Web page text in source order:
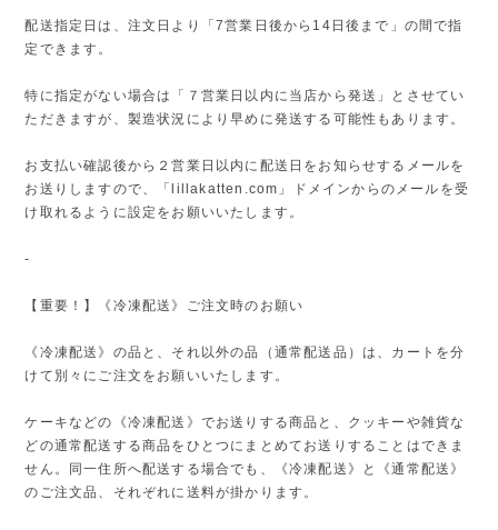
配送指定日は、注文日より「7営業日後から14日後まで」の間で指
定できます。
特に指定がない場合は「７営業日以内に当店から発送」とさせてい
ただきますが、製造状況により早めに発送する可能性もあります。
お支払い確認後から２営業日以内に配送日をお知らせするメールを
お送りしますので、「lillakatten.com」ドメインからのメールを受
け取れるように設定をお願いいたします。
-
【重要！】《冷凍配送》ご注文時のお願い
《冷凍配送》の品と、それ以外の品（通常配送品）は、カートを分
けて別々にご注文をお願いいたします。
ケーキなどの《冷凍配送》でお送りする商品と、クッキーや雑貨な
どの通常配送する商品をひとつにまとめてお送りすることはできま
せん。同一住所へ配送する場合でも、《冷凍配送》と《通常配送》
のご注文品、それぞれに送料が掛かります。